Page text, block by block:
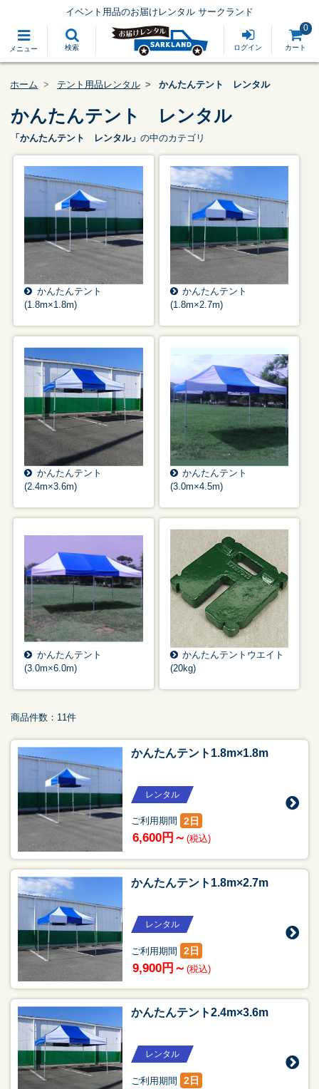
メニュー 検索
イベント用品のお届けレンタル サークランド
ログイン カート
0
ホーム テント用品レンタル かんたんテント レンタル
かんたんテント レンタル
「かんたんテント レンタル」 の中のカテゴリ
かんたんテント
(1.8m×1.8m)
かんたんテント
(1.8m×2.7m)
かんたんテント
(2.4m×3.6m)
かんたんテント
(3.0m×4.5m)
かんたんテント
(3.0m×6.0m)
かんたんテントウエイト
(20kg)
商品件数：11件
かんたんテント1.8m×1.8m
レンタル
ご利用期間 2日
6,600円～ (税込)
かんたんテント1.8m×2.7m
レンタル
ご利用期間 2日
9,900円～ (税込)
かんたんテント2.4m×3.6m
レンタル
ご利用期間 2日